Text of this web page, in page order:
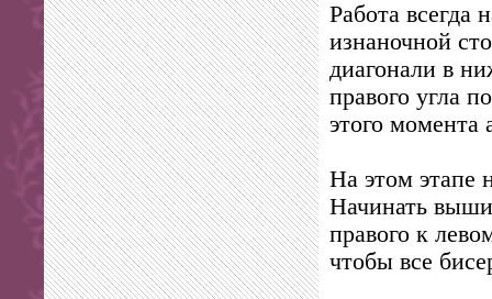
Работа всегда
изнаночной
диагонали в
правого угла
этого момента
На этом этапе
Начинать
правого к
чтобы все